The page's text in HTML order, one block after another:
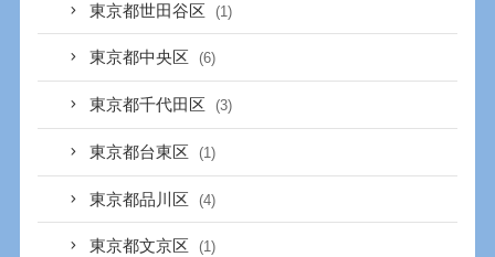
東京都世田谷区 (1)
東京都中央区 (6)
東京都千代田区 (3)
東京都台東区 (1)
東京都品川区 (4)
東京都文京区 (1)